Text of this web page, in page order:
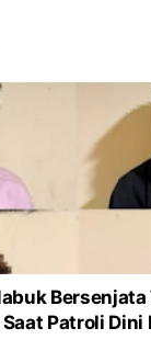
Bersenjata
Patroli Dini